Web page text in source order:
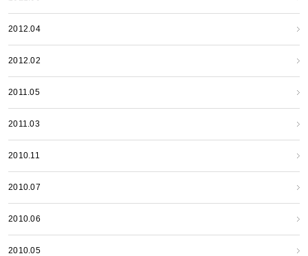
2012.04
2012.02
2011.05
2011.03
2010.11
2010.07
2010.06
2010.05